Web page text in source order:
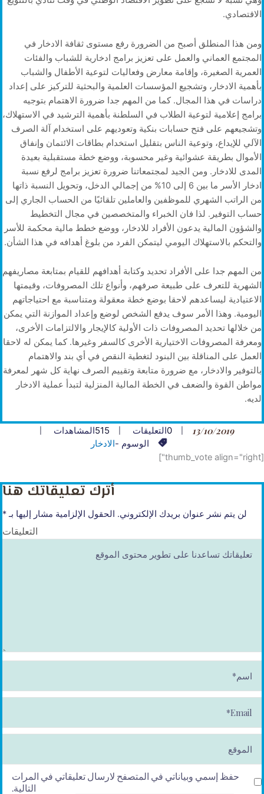
الاقتصادي.
ومن هذا المنطلق أصبح من الضرورة رفع مستوى ثقافة الادخار في
المجتمع العماني والعمل على تعزيز برامج ادخارية للشباب والفئات
العمرية الصغيرة، وإقامة معارض وفعاليات لتوعية الأطفال والشباب
بأهمية الادخار، وتشجيع المؤسسات العلمية والبحثية للتركيز على إعداد
دراسات في هذا المجال. كما من المهم جدا ضرورة الاهتمام بتوجيه
برامج إعلامية لتوعية الطلاب في السلطنة بأهمية الترشيد في الاستهلاك،
وتشجيعهم على فتح حسابات بنكية وتعوديهم على استخدام آلة الصرف
الآلي للإيداع، وتوعية الناس بتقليل استخدام بطاقات الائتمان وإنفاق
الأموال بطريقة عشوائية وغير محسوبة، ووضع خطة مستقبلية بعيدة
المدى للادخار. ومن الجيد لمجتمعاتنا ضرورة تعزيز برامج لرفع نسبة
ادخار الأسر ما بين 6 إلى 10% من إجمالي الدخل، وتحويل النسبة ذاتها
من الراتب الشهري للموظفين والعاملين تلقائيًا من الحساب الجاري إلى
حساب التوفير. لذا فان الخبراء والمتخصصين في مجال التخطيط
والشؤون المالية يدعون الأفراد للادخار، ووضع خطط مالية محكمة للأسر
والتحكم بالاستهلاك اليومي ليتمكن الفرد من بلوغ أهدافه في هذا الشأن.
من المهم جدا على الأفراد تحديد وكتابة أهدافهم للقيام بمتابعة مصاريفهم
الشهرية للتعرف على طبيعة صرفهم، وأنواع تلك المصروفات، وقيمتها
الاعتيادية ليساعدهم لاحقا بوضع خطة معقولة ومتناسبة مع احتياجاتهم
اليومية. وهذا الأمر سوف يدفع الشخص لوضع وإعداد الموازنة التي يمكن
من خلالها تحديد المصروفات ذات الأولية كالإيجار والالتزامات الأخرى،
ومعرفة المصروفات الاختيارية الأخرى كالسفر وغيرها. كما يمكن له لاحقا
العمل على المناقلة بين البنود لتغطية النقص في أي بند والاهتمام
بالتوفير والادخار، مع ضرورة متابعة وتقييم الصرف نهاية كل شهر لمعرفة
مواطن القوة والضعف في الخطة المالية المنزلية لتبدأ عملية الادخار
لديه.
13/10/2019
0التعليقات 515المشاهدات
الوسوم -الادخار
[thumb_vote align="right"]
أترك تعليقاتك هنا
لن يتم نشر عنوان بريدك الإلكتروني. الحقول الإلزامية مشار إليها بـ*
التعليقات
م
*
ai
l*
حفظ إسمي وبياناتي في المتصفح لارسال تعليقاتي في المرات
التالية.